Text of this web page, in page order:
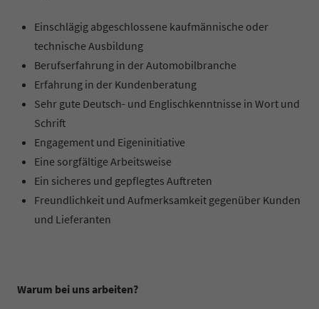
Einschlägig abgeschlossene kaufmännische oder
technische Ausbildung
Berufserfahrung in der Automobilbranche
Erfahrung in der Kundenberatung
Sehr gute Deutsch- und Englischkenntnisse in Wort und
Schrift
Engagement und Eigeninitiative
Eine sorgfältige Arbeitsweise
Ein sicheres und gepflegtes Auftreten
Freundlichkeit und Aufmerksamkeit gegenüber Kunden
und Lieferanten
Warum bei uns arbeiten?